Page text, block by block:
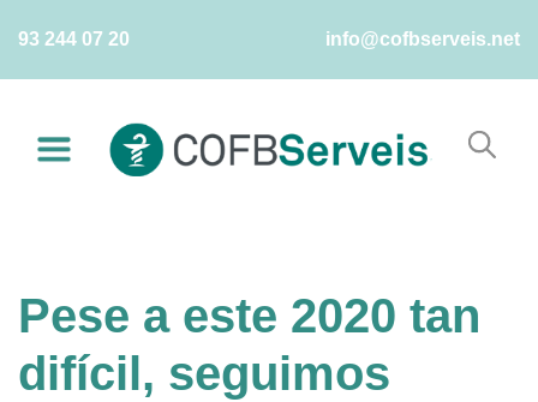
93 244 07 20 info@cofbserveis.net
Pese a este 2020 tan
difícil, seguimos